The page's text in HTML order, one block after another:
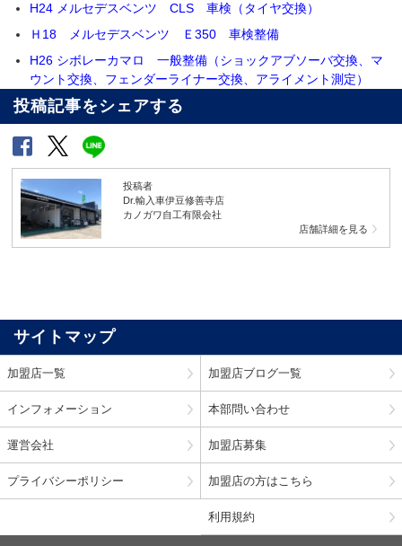
H24 メルセデスベンツ CLS 車検（タイヤ交換）
Ｈ18 メルセデスベンツ Ｅ350 車検整備
H26 シボレーカマロ 一般整備（ショックアブソーバ交換、マ
ウント交換、フェンダーライナー交換、アライメント測定）
投稿記事をシェアする
投稿者
Dr.輸入車伊豆修善寺店
カノガワ自工有限会社
店舗詳細を見る
サイトマップ
加盟店一覧 加盟店ブログ一覧
インフォメーション 本部問い合わせ
運営会社 加盟店募集
プライバシーポリシー 加盟店の方はこちら
利用規約